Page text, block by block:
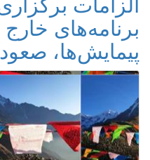
الزامات
برنامه‌های
پیمایش‌ها،